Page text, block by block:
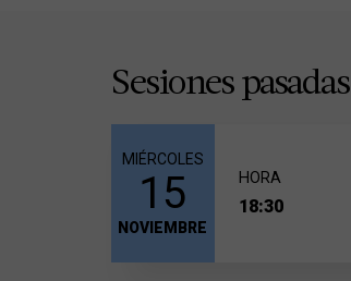
Sesiones pasadas
MIÉRCOLES
15
NOVIEMBRE
HORA
18:30